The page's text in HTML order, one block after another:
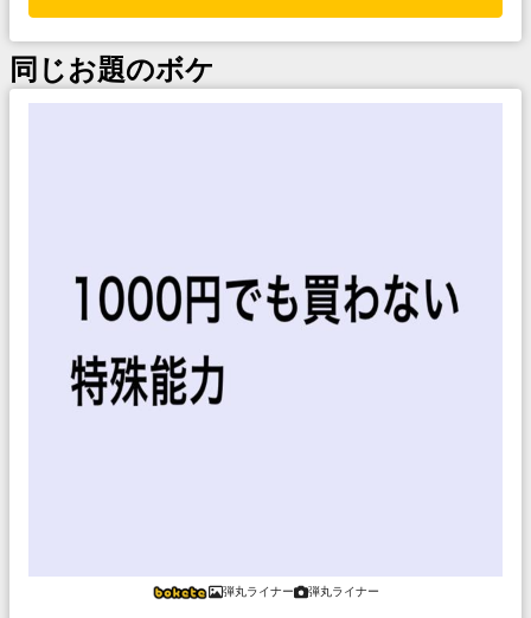
同じお題のボケ
弾丸ライナー 弾丸ライナー